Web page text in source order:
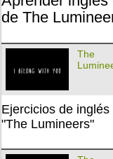
de The
The
Ejercicios de
"The Lumineers"